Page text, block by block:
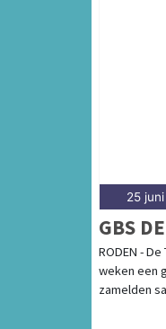
25
GBS
RODEN -
weken een
zamelden